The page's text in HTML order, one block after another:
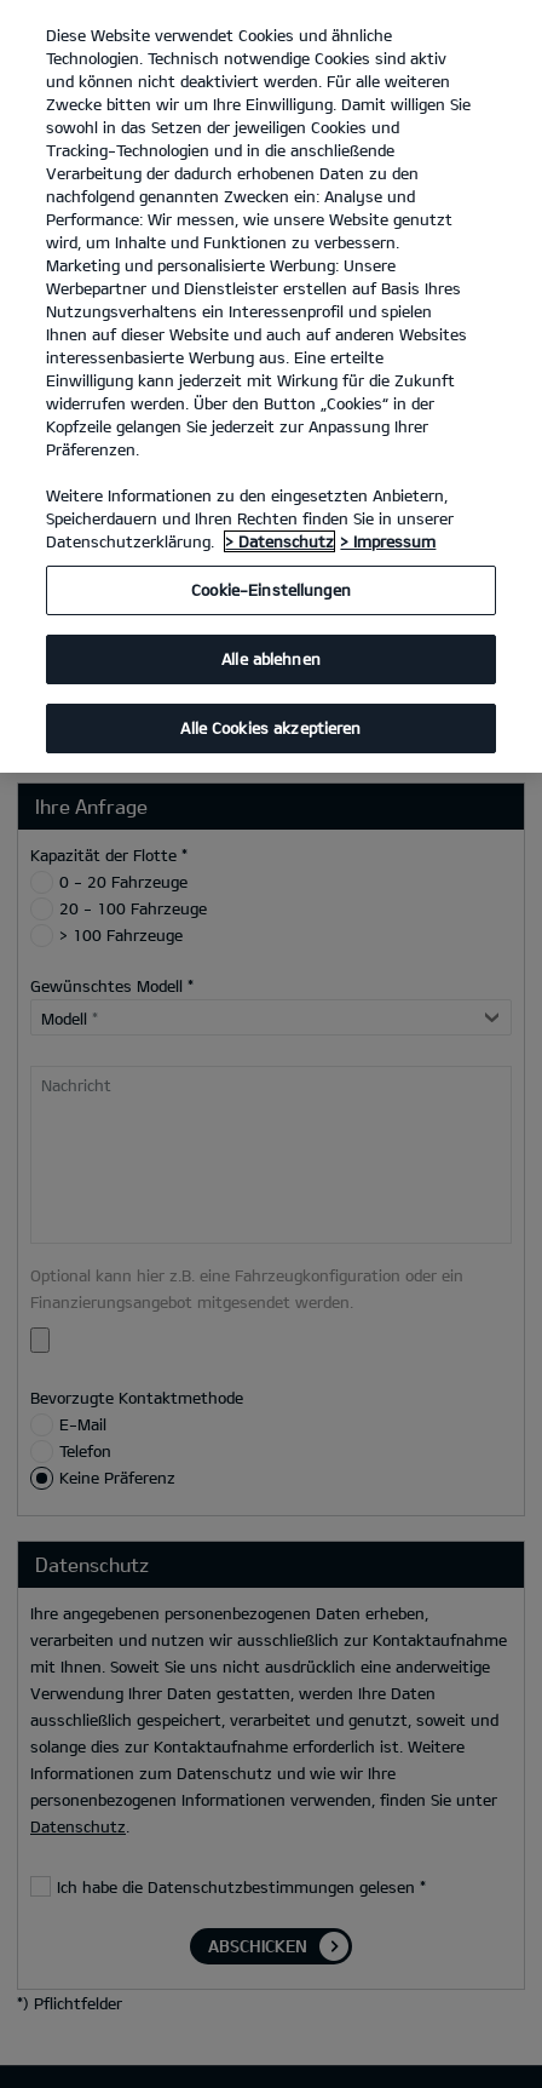
open
menu
KONTAKT
KONTAKT UNTERNEHMEN
KONTAKT UNTERNEHMEN
Ihre Kontaktdaten
Anrede*
Vorname*
Nachname*
Unternehmen*
Straße/Nr.
E-Mail*
Ihre Anfrage
Kapazität der Flotte *
0 - 20 Fahrzeuge
20 - 100 Fahrzeuge
> 100 Fahrzeuge
Gewünschtes Modell *
Modell *
Nachricht
Optional kann hier z.B. eine Fahrzeugkonfiguration oder ein
Finanzierungsangebot mitgesendet werden.
Bevorzugte Kontaktmethode
E-Mail
Telefon
Keine Präferenz
Datenschutz
Ihre angegebenen personenbezogenen Daten erheben,
verarbeiten und nutzen wir ausschließlich zur Kontaktaufnahme
mit Ihnen. Soweit Sie uns nicht ausdrücklich eine anderweitige
Verwendung Ihrer Daten gestatten, werden Ihre Daten
ausschließlich gespeichert, verarbeitet und genutzt, soweit und
solange dies zur Kontaktaufnahme erforderlich ist. Weitere
Informationen zum Datenschutz und wie wir Ihre
personenbezogenen Informationen verwenden, finden Sie unter
Datenschutz
Ich habe die Datenschutzbestimmungen gelesen *
ABSCHICKEN
*) Pflichtfelder
Diese Website verwendet Cookies und ähnliche
Technologien. Technisch notwendige Cookies sind aktiv
und können nicht deaktiviert werden. Für alle weiteren
Zwecke bitten wir um Ihre Einwilligung. Damit willigen Sie
sowohl in das Setzen der jeweiligen Cookies und
Tracking-Technologien und in die anschließende
Verarbeitung der dadurch erhobenen Daten zu den
nachfolgend genannten Zwecken ein: Analyse und
Performance: Wir messen, wie unsere Website genutzt
wird, um Inhalte und Funktionen zu verbessern.
Marketing und personalisierte Werbung: Unsere
Werbepartner und Dienstleister erstellen auf Basis Ihres
Nutzungsverhaltens ein Interessenprofil und spielen
Ihnen auf dieser Website und auch auf anderen Websites
interessenbasierte Werbung aus. Eine erteilte
Einwilligung kann jederzeit mit Wirkung für die Zukunft
widerrufen werden. Über den Button „Cookies“ in der
Kopfzeile gelangen Sie jederzeit zur Anpassung Ihrer
Präferenzen.
Weitere Informationen zu den eingesetzten Anbietern,
Speicherdauern und Ihren Rechten finden Sie in unserer
Datenschutzerklärung.
> Datenschutz > Impressum
Cookie-Einstellungen
Alle ablehnen
Alle Cookies akzeptieren